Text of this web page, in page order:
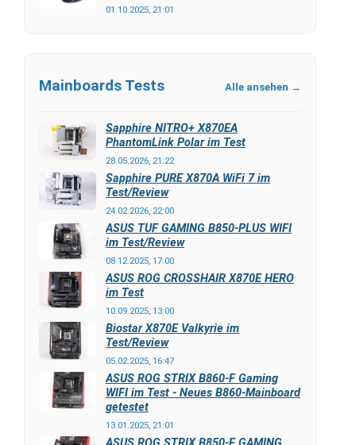
01.10.2025, 21:01
Mainboards Tests Alle ansehen →
Sapphire NITRO+ X870EA
PhantomLink Polar im Test
28.05.2026, 21:22
Sapphire PURE X870A WiFi 7 im
Test/Review
24.02.2026, 22:00
ASUS TUF GAMING B850-PLUS WIFI
im Test/Review
08.12.2025, 17:00
ASUS ROG CROSSHAIR X870E HERO
im Test
10.09.2025, 13:00
Biostar X870E Valkyrie im
Test/Review
05.02.2025, 16:47
ASUS ROG STRIX B860-F Gaming
WIFI im Test - Neues B860-Mainboard
getestet
13.01.2025, 21:01